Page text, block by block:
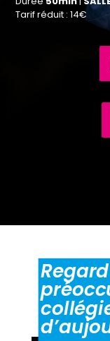
Tarif réduit : 14€